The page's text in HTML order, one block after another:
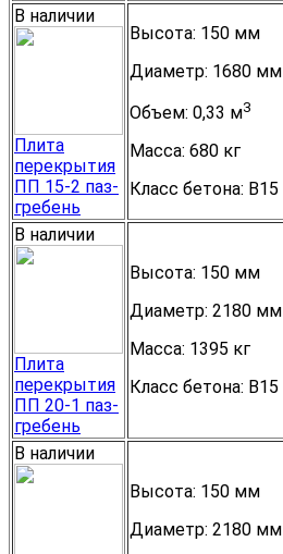
В наличии
Плита
перекрытия
ПП 15-2 паз-
гребень
Высота: 150 мм
Диаметр: 1680 мм
Объем: 0,33 м3
Масса: 680 кг
Класс бетона: B15
В наличии
Плита
перекрытия
ПП 20-1 паз-
гребень
Высота: 150 мм
Диаметр: 2180 мм
Масса: 1395 кг
Класс бетона: B15
В наличии
Высота: 150 мм
Диаметр: 2180 мм